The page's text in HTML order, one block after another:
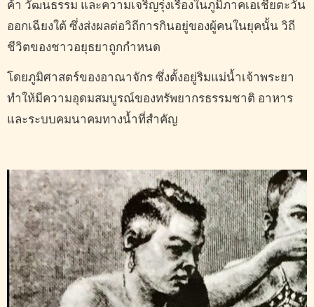
ค้า วัฒนธรรม และความเจริญรุ่งเรืองในภูมิภาคเอเชียตะวัน
ออกเฉียงใต้ ซึ่งส่งผลต่อวิถีการกินอยู่ของผู้คนในยุคนั้น วิถี
ชีวิตของชาวอยุธยาถูกกำหนด
โดยภูมิศาสตร์ของอาณาจักร ซึ่งตั้งอยู่ริมแม่น้ำเจ้าพระยา
ทำให้มีความอุดมสมบูรณ์ของทรัพยากรธรรมชาติ อาหาร
และระบบคมนาคมทางน้ำที่สำคัญ